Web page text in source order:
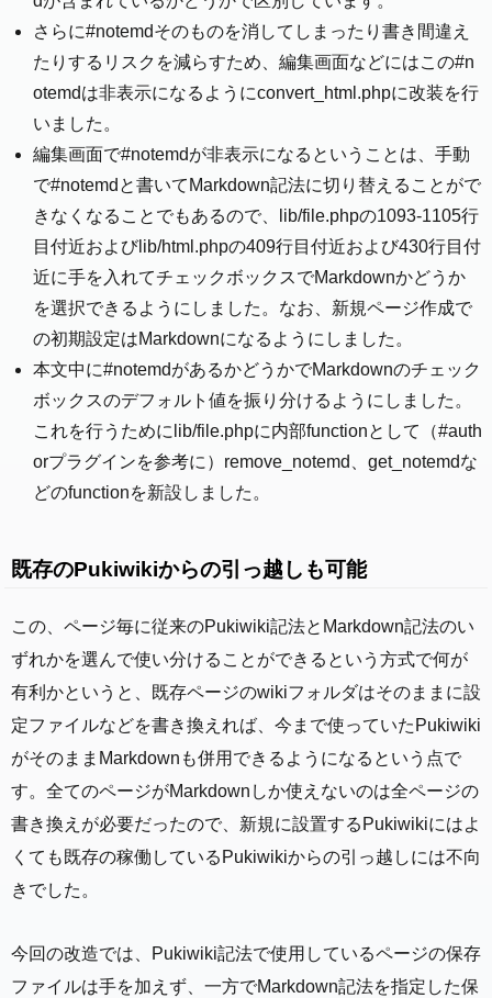
さらに#notemdそのものを消してしまったり書き間違え
たりするリスクを減らすため、編集画面などにはこの#n
otemdは非表示になるようにconvert_html.phpに改装を行
いました。
編集画面で#notemdが非表示になるということは、手動
で#notemdと書いてMarkdown記法に切り替えることがで
きなくなることでもあるので、lib/file.phpの1093-1105行
目付近およびlib/html.phpの409行目付近および430行目付
近に手を入れてチェックボックスでMarkdownかどうか
を選択できるようにしました。なお、新規ページ作成で
の初期設定はMarkdownになるようにしました。
本文中に#notemdがあるかどうかでMarkdownのチェック
ボックスのデフォルト値を振り分けるようにしました。
これを行うためにlib/file.phpに内部functionとして（#auth
orプラグインを参考に）remove_notemd、get_notemdな
どのfunctionを新設しました。
既存のPukiwikiからの引っ越しも可能
この、ページ毎に従来のPukiwiki記法とMarkdown記法のい
ずれかを選んで使い分けることができるという方式で何が
有利かというと、既存ページのwikiフォルダはそのままに設
定ファイルなどを書き換えれば、今まで使っていたPukiwiki
がそのままMarkdownも併用できるようになるという点で
す。全てのページがMarkdownしか使えないのは全ページの
書き換えが必要だったので、新規に設置するPukiwikiにはよ
くても既存の稼働しているPukiwikiからの引っ越しには不向
きでした。
今回の改造では、Pukiwiki記法で使用しているページの保存
ファイルは手を加えず、一方でMarkdown記法を指定した保